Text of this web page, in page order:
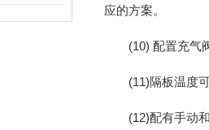
应的方案。
(10) 配置充气阀
(11)隔板温度可
(12)配有手动和